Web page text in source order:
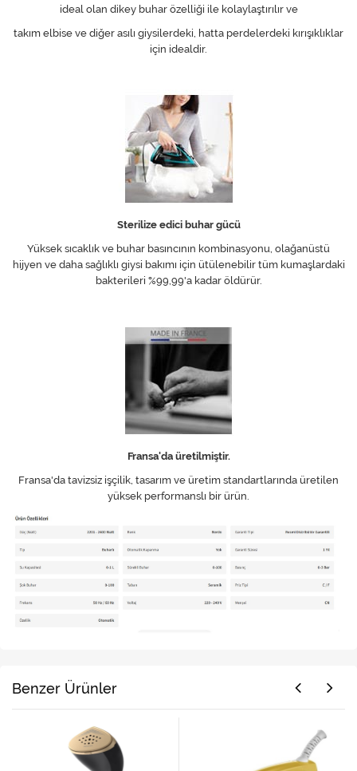
ideal olan dikey buhar özelliği ile kolaylaştırılır ve
takım elbise ve diğer asılı giysilerdeki, hatta perdelerdeki kırışıklıklar
için idealdir.
Sterilize edici buhar gücü
Yüksek sıcaklık ve buhar basıncının kombinasyonu, olağanüstü
hijyen ve daha sağlıklı giysi bakımı için ütülenebilir tüm kumaşlardaki
bakterileri %99,99'a kadar öldürür.
Fransa'da üretilmiştir.
Fransa'da tavizsiz işçilik, tasarım ve üretim standartlarında üretilen
yüksek performanslı bir ürün.
Benzer Ürünler